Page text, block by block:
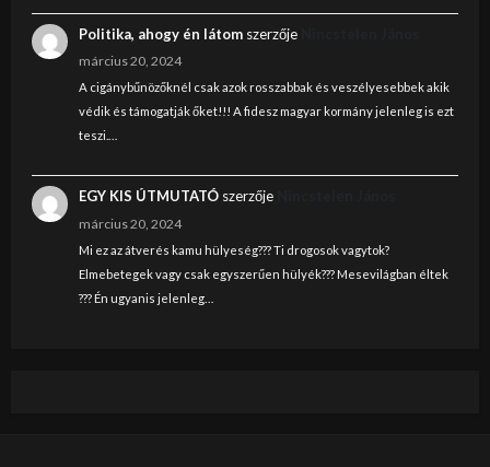
Politika, ahogy én látomszerzője
március 20, 2024
A cigánybűnözőknél csak azok rosszabbak és veszélyesebbek akik
védik és támogatják őket!!! A fidesz magyar kormány jelenleg is ezt
teszi.…
EGY KIS ÚTMUTATÓszerzője
március 20, 2024
Mi ez az átverés kamu hülyeség??? Ti drogosok vagytok?
Elmebetegek vagy csak egyszerűen hülyék??? Mesevilágban éltek
??? Én ugyanis jelenleg…